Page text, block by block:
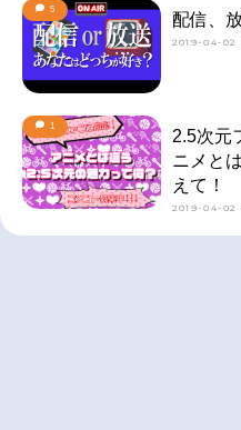
5
配信、
2019-04-02
1
2.5次元
ニメと
えて！
2019-04-02